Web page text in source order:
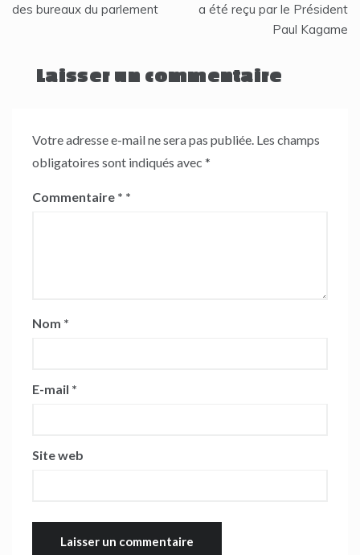
l’article
des bureaux du parlement
a été reçu par le Président
Paul Kagame
Laisser un commentaire
Votre adresse e-mail ne sera pas publiée. Les champs
obligatoires sont indiqués avec *
Commentaire *
Nom *
E-mail *
Site web